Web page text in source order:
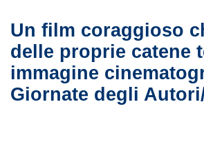
Un film coraggioso
delle proprie catene
immagine
Giornate degli